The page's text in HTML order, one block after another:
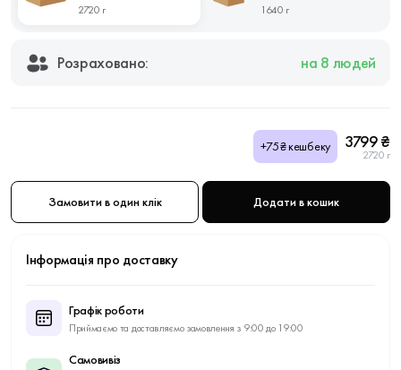
2720 г 1640 г
Розраховано: на 8 людей
+75₴ кешбеку 3799 ₴
2720 г
Замовити в один клік Додати в кошик
Інформація про доставку
Графік роботи
Приймаємо та доставляємо замовлення з 9:00 до 19:00
Самовивіз